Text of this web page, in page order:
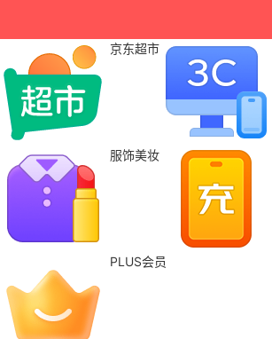
京东超市
服饰美妆
PLUS会员